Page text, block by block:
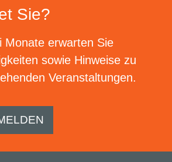
Sie?
Monate erwarten Sie
sowie Hinweise zu
Veranstaltungen.